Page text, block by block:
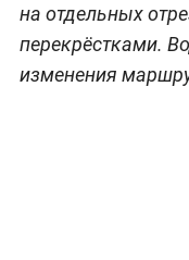
на отдельных
перекрёстками.
изменения